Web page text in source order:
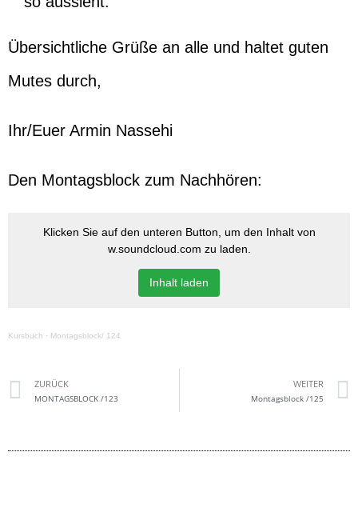
Übersichtliche Grüße an alle und haltet guten
Mutes durch,
Ihr/Euer Armin Nassehi
Den Montagsblock zum Nachhören:
Klicken Sie auf den unteren Button, um den Inhalt von
w.soundcloud.com zu laden.
Inhalt laden
Kursbuch · Montagsblock/ 124
ZURÜCK
MONTAGSBLOCK /123
WEITER
Montagsblock /125